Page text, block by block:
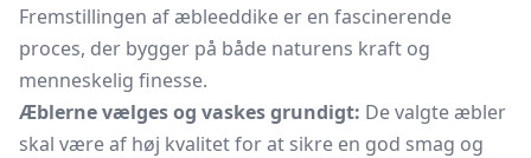
Fremstillingen af æbleeddike er en fascinerende
proces, der bygger på både naturens kraft og
menneskelig finesse.
Æblerne vælges og vaskes grundigt: De valgte æbler
skal være af høj kvalitet for at sikre en god smag og